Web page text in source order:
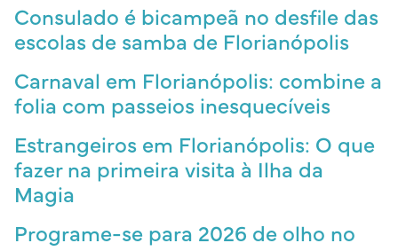
Consulado é bicampeã no desfile das
escolas de samba de Florianópolis
Carnaval em Florianópolis: combine a
folia com passeios inesquecíveis
Estrangeiros em Florianópolis: O que
fazer na primeira visita à Ilha da
Magia
Programe-se para 2026 de olho no